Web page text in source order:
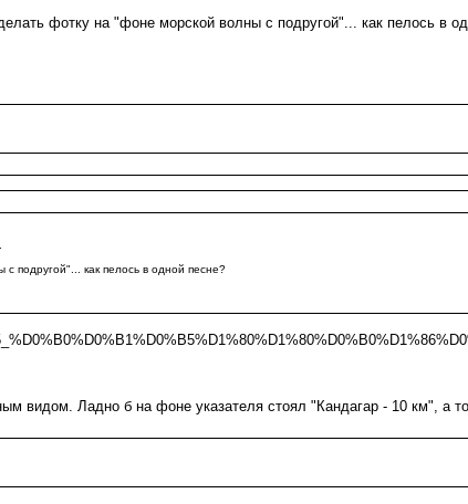
фотку на "фоне морской волны с подругой"... как пелось в
подругой"... как пелось в одной песне?
видом. Ладно б на фоне указателя стоял "Кандагар - 10 км", а